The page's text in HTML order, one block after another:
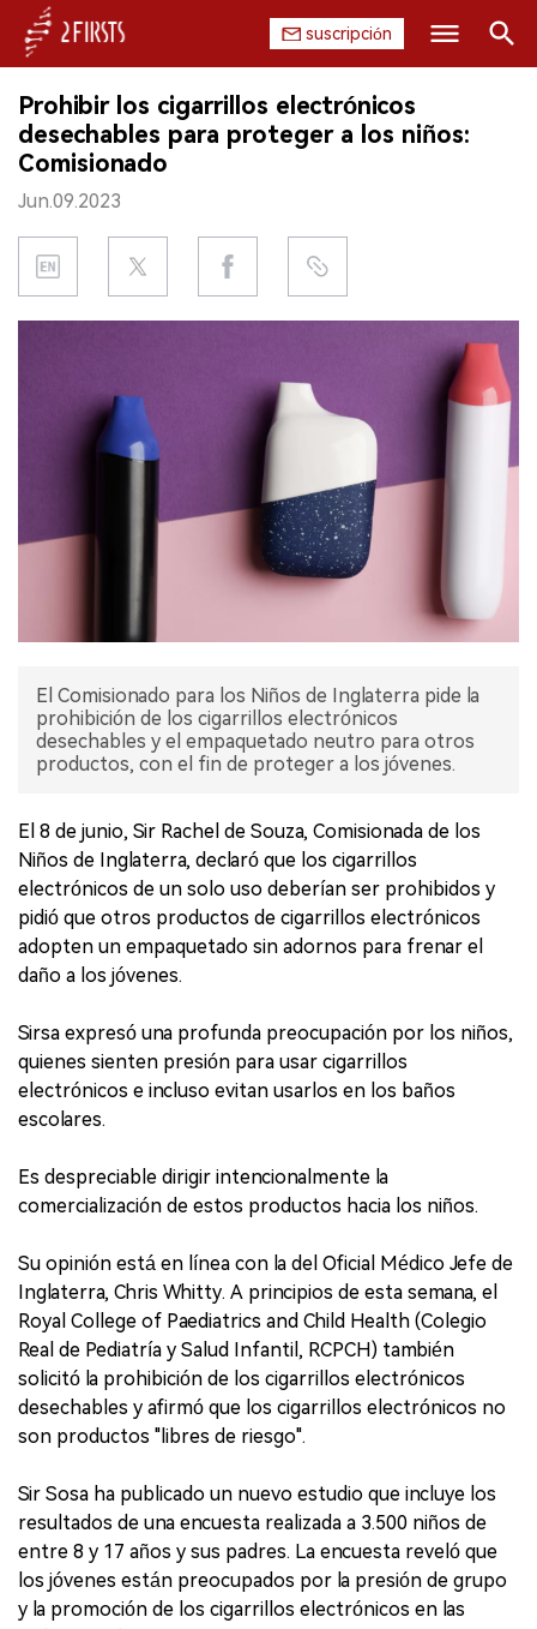
suscripción
INICIO
EMPRESA
PRODUCTO
REGULACIÓN
DATOS
EXPOSICIÓN
Prohibir los cigarrillos electrónicos
desechables para proteger a los niños:
Comisionado
Jun.09.2023
El Comisionado para los Niños de Inglaterra pide la
prohibición de los cigarrillos electrónicos
desechables y el empaquetado neutro para otros
productos, con el fin de proteger a los jóvenes.
El 8 de junio, Sir Rachel de Souza, Comisionada de los
Niños de Inglaterra, declaró que los cigarrillos
electrónicos de un solo uso deberían ser prohibidos y
pidió que otros productos de cigarrillos electrónicos
adopten un empaquetado sin adornos para frenar el
daño a los jóvenes.
Sirsa expresó una profunda preocupación por los niños,
quienes sienten presión para usar cigarrillos
electrónicos e incluso evitan usarlos en los baños
escolares.
Es despreciable dirigir intencionalmente la
comercialización de estos productos hacia los niños.
Su opinión está en línea con la del Oficial Médico Jefe de
Inglaterra, Chris Whitty. A principios de esta semana, el
Royal College of Paediatrics and Child Health (Colegio
Real de Pediatría y Salud Infantil, RCPCH) también
solicitó la prohibición de los cigarrillos electrónicos
desechables y afirmó que los cigarrillos electrónicos no
son productos "libres de riesgo".
Sir Sosa ha publicado un nuevo estudio que incluye los
resultados de una encuesta realizada a 3.500 niños de
entre 8 y 17 años y sus padres. La encuesta reveló que
los jóvenes están preocupados por la presión de grupo
y la promoción de los cigarrillos electrónicos en las